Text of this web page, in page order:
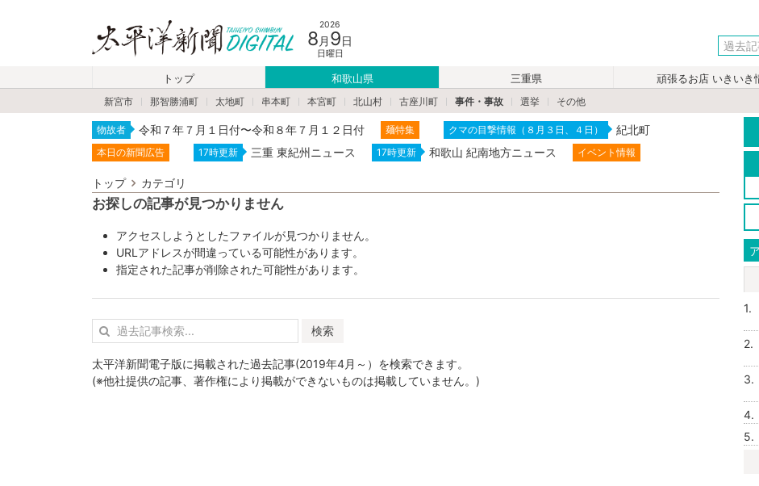
2026
8 月 9日
日曜日
トップ 和歌山県 三重県 頑張るお店 いきいき
新宮市
那智勝浦町 太地町 串本町 本宮町 北山村 古座川町 事件・事故 選挙 その他
物故者 令和７年７月１日付〜令和８年７月１２日付 麺特集 クマの目撃情報（８月３日、４日） 紀北町
本日の新聞広告 17時更新 三重 東紀州ニュース 17時更新 和歌山 紀南地方ニュース イベント情報
トップ カテゴリ
お探しの記事が見つかりません
アクセスしようとしたファイルが見つかりません。
URLアドレスが間違っている可能性があります。
指定された記事が削除された可能性があります。
検索
太平洋新聞電子版に掲載された過去記事(2019年4月～）を検索できます。
(※他社提供の記事、著作権により掲載ができないものは掲載していません。)